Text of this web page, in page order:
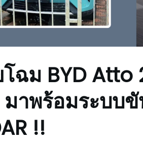
โฉม BYD
าพร้อมระบบ
!!